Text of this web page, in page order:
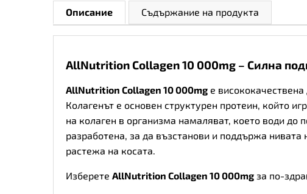
Описание Съдържание на продукта
AllNutrition Collagen 10 000mg – Силна
AllNutrition Collagen 10 000mg е
Колагенът е основен структурен протеин, който
на колаген в организма намаляват, което води до
разработена, за да възстанови и поддържа
растежа на косата.
Изберете AllNutrition Collagen 10 000mg за по-